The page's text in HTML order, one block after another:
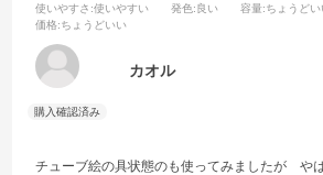
使いやすさ :使いやすい 発色:良い 容量:ちょうどい
価格:ちょうどいい
カオル
チューブ絵の具状態のも使ってみましたが や